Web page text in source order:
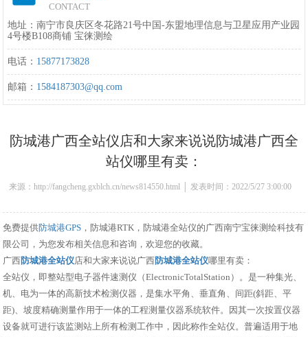
CONTACT
地址：南宁市良庆区冬花路21号中国-东盟地理信息与卫星应用产业园
4号楼B108商铺 宝徕测绘
电话： 15877173828
邮箱： 1584187303@qq.com
防城港广西全站仪店和大家来说说防城港广西全
站仪哪里有卖：
来源：http://fangcheng.gxblch.cn/news814550.html │ 发表时间：2022/5/27 3:00:00
免费提供防城港GPS ，防城港RTK，防城港全站仪的广西南宁宝徕测绘科技有
限公司，为您发布相关信息和咨询，欢迎您的收藏。
广西防城港全站仪店和大家来说说广西防城港全站仪哪里有卖：
全站仪，即整站型电子器件速测仪（ElectronicTotalStation）。是一种集光、
机、电为一体的高新技术检测仪器，是集水平角、垂直角、间距(斜距、平
距)、坡度精确测量作用于一体的工程测量仪器系统软件。因其一次按置仪器
设备就可进行该监测站上所有检测工作中，因此称作全站仪。普遍适用于地